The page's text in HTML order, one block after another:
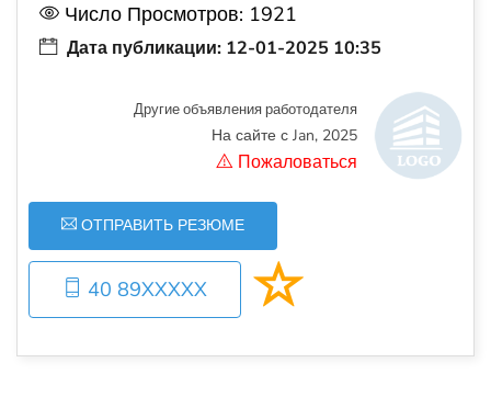
Число Просмотров: 1921
Дата публикации: 12-01-2025 10:35
Другие объявления работодателя
На сайте с Jan, 2025
Пожаловаться
ОТПРАВИТЬ РЕЗЮМЕ
40 89XXXXX